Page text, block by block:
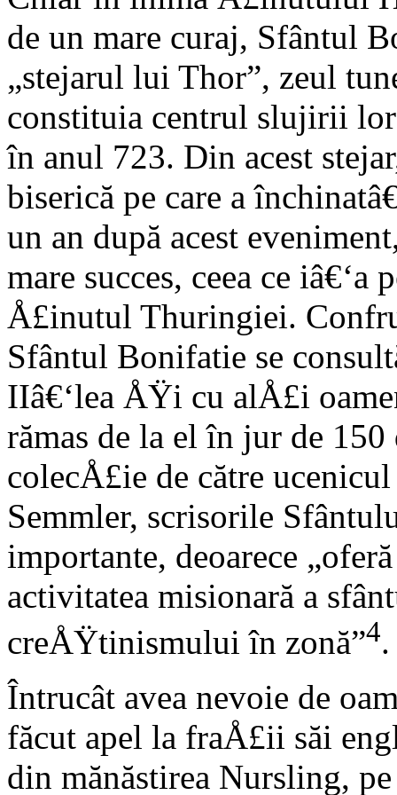
de un mare curaj, Sfântul
„stejarul lui Thor”, zeul
constituia centrul slujirii
în anul 723. Din acest
biserică pe care a
un an după acest
mare succes, ceea ce
Å£inutul Thuringiei.
Sfântul Bonifatie se
IIâ€‘lea ÅŸi cu alÅ£i
rămas de la el în jur de
colecÅ£ie de către
Semmler, scrisorile
importante, deoarece
activitatea misionară a
creÅŸtinismului în zonă”4.
Întrucât avea nevoie de
făcut apel la fraÅ£ii săi
din mănăstirea Nursling,